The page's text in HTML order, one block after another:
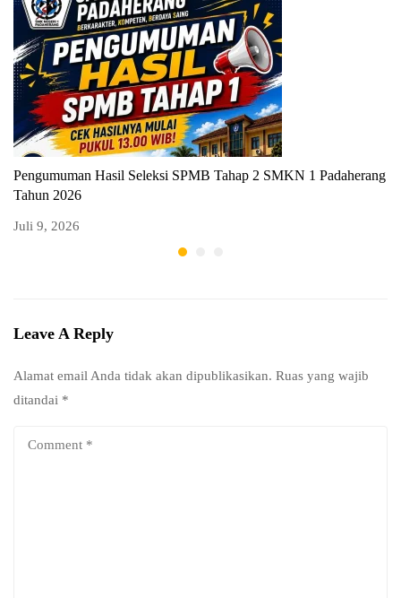
Pengumuman Hasil Seleksi SPMB Tahap 2 SMKN 1 Padaherang
Tahun 2026
Juli 9, 2026
Leave A Reply
Alamat email Anda tidak akan dipublikasikan. Ruas yang wajib
ditandai *